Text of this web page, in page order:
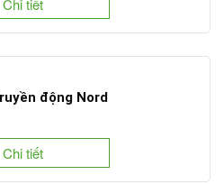
Chi tiết
động Nord
Chi tiết